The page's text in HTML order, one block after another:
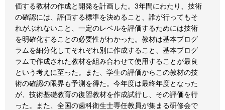
価する教材の作成と開発を計画した。3年間にわたり、技術
の確認には、評価する標準を決めること、誰が行ってもそ
れがぶれないこと、一定のレベルを評価するためには技術
を明確化することの必要性がわかった。教材は基本プログ
ラムを細分化してそれぞれ別に作成すること、基本プログ
ラムで作成された教材を組み合わせて使用することが最良
という考えに至った。また、学生の評価からこの教材の技
術の確認の限界も予測を得た。今年度は最終年度となった
が、技術基礎教育の復習教材を作成試行し、その評価を行
った。また、全国の歯科衛生士専任教員が集まる研修会で